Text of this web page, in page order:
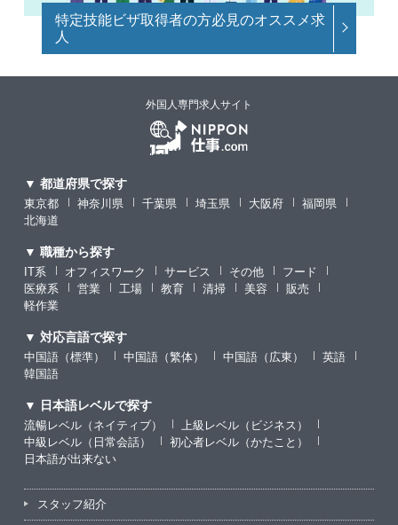
特定技能ビザ取得者の方必見のオススメ求
人
外国人専門求人サイト
▼ 都道府県で探す
東京都 神奈川県 千葉県 埼玉県 大阪府
福岡県
北海道
▼ 職種から探す
IT系 オフィスワーク サービス その他
フード
医療系
営業 工場 教育 清掃 美容
販売
軽作業
▼ 対応言語で探す
中国語（標準） 中国語（繁体） 中国語（広東）
英語
韓国語
▼ 日本語レベルで探す
流暢レベル（ネイティブ）
上級レベル（ビジネス）
中級レベル（日常会話）
初心者レベル（かたこと）
日本語が出来ない
スタッフ紹介